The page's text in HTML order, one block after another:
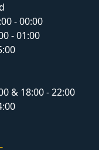
- 00:00
- 01:00
& 18:00 - 22:00